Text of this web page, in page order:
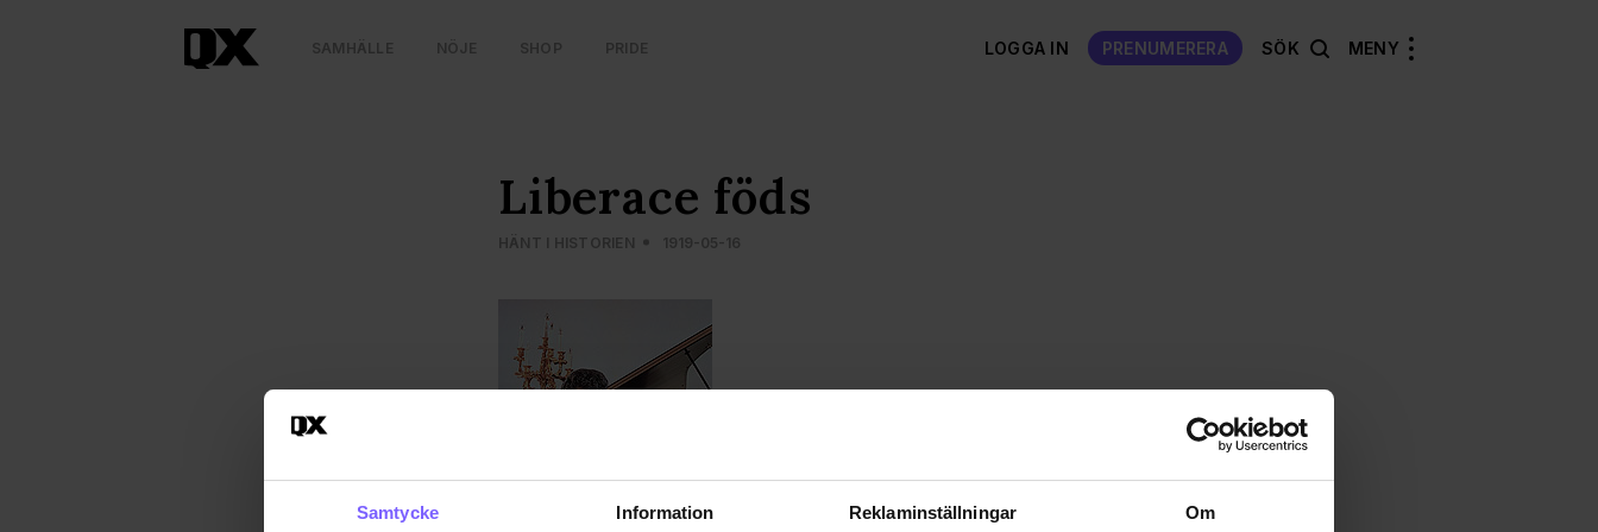
Samtycke Information Reklaminställningar Om
SAMHÄLLE NÖJE SHOP PRIDE LOGGA IN PRENUMERERA SÖK MENY
Liberace föds
HÄNT I HISTORIEN 1919-05-16